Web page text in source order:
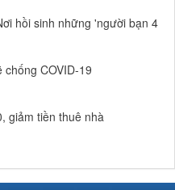
hồi sinh những 'người bạn 4
COVID-19
giảm tiền thuê nhà